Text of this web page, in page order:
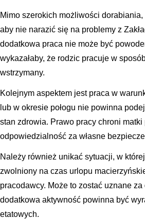
Mimo szerokich możliwości
aby nie narazić się na problemy z
dodatkowa praca nie może być
wykazałaby, że rodzic pracuje w
wstrzymany.
Kolejnym aspektem jest praca w
lub w okresie połogu nie powinna
stan zdrowia. Prawo pracy chroni
odpowiedzialność za własne
Należy również unikać sytuacji, w
zwolniony na czas urlopu
pracodawcy. Może to zostać uznane
dodatkowa aktywność powinna być
etatowych.